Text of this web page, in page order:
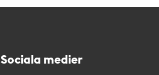
Sociala medier